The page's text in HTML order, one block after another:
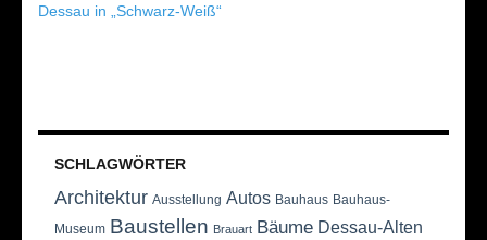
Dessau in „Schwarz-Weiß“
SCHLAGWÖRTER
Architektur Ausstellung Autos Bauhaus Bauhaus-
Museum Baustellen Brauart Bäume Dessau-Alten